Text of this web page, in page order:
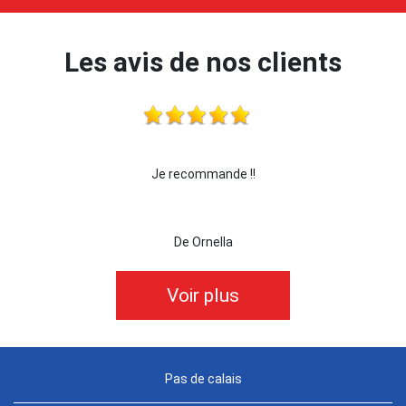
Les avis de nos clients
je recommande cette entreprise les yeux fermés !!!
De killian62
Voir plus
Pas de calais